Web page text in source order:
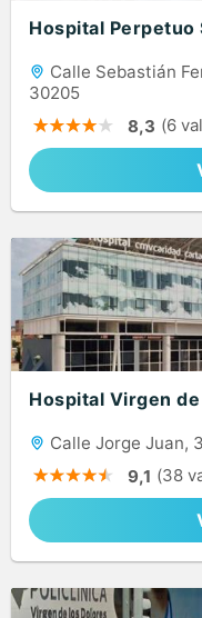
Hospital Perpetuo
Calle Sebastián
30205
8,3 (6
Hospital Virgen
Calle Jorge Juan,
9,1 (38